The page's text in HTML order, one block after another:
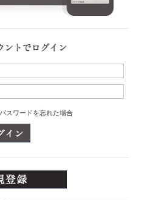
スワードを忘れた場合